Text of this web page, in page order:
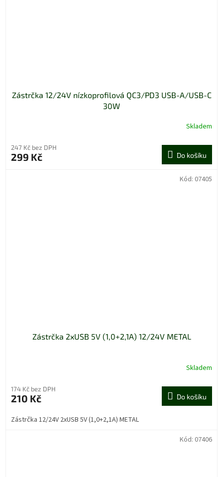
Zástrčka 12/24V nízkoprofilová QC3/PD3 USB-A/USB-C
30W
Skladem
247 Kč bez DPH
299 Kč Do košíku
Zástrčka 2xUSB 5V (1,0+2,1A) 12/24V METAL
Skladem
174 Kč bez DPH
210 Kč Do košíku
Zástrčka 12/24V 2xUSB 5V (1,0+2,1A) METAL
Kód: 07405
Kód: 07406